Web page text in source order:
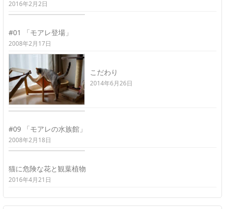
2016年2月2日
#01 「モアレ登場」
2008年2月17日
こだわり
2014年6月26日
#09 「モアレの水族館」
2008年2月18日
猫に危険な花と観葉植物
2016年4月21日